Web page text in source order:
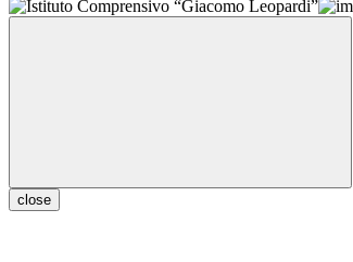
close